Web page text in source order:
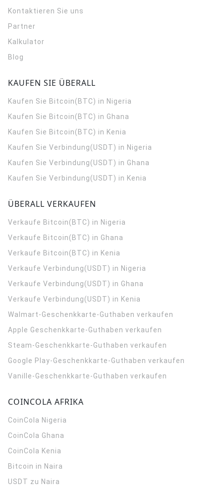
Kontaktieren Sie uns
Partner
Kalkulator
Blog
KAUFEN SIE ÜBERALL
Kaufen Sie Bitcoin(BTC) in Nigeria
Kaufen Sie Bitcoin(BTC) in Ghana
Kaufen Sie Bitcoin(BTC) in Kenia
Kaufen Sie Verbindung(USDT) in Nigeria
Kaufen Sie Verbindung(USDT) in Ghana
Kaufen Sie Verbindung(USDT) in Kenia
ÜBERALL VERKAUFEN
Verkaufe Bitcoin(BTC) in Nigeria
Verkaufe Bitcoin(BTC) in Ghana
Verkaufe Bitcoin(BTC) in Kenia
Verkaufe Verbindung(USDT) in Nigeria
Verkaufe Verbindung(USDT) in Ghana
Verkaufe Verbindung(USDT) in Kenia
Walmart-Geschenkkarte-Guthaben verkaufen
Apple Geschenkkarte-Guthaben verkaufen
Steam-Geschenkkarte-Guthaben verkaufen
Google Play-Geschenkkarte-Guthaben verkaufen
Vanille-Geschenkkarte-Guthaben verkaufen
COINCOLA AFRIKA
CoinCola Nigeria
CoinCola Ghana
CoinCola Kenia
Bitcoin in Naira
USDT zu Naira